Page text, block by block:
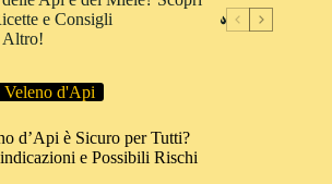
e Consigli
Altro!
Veleno d'Api
d’Api è Sicuro per Tutti?
e Possibili Rischi